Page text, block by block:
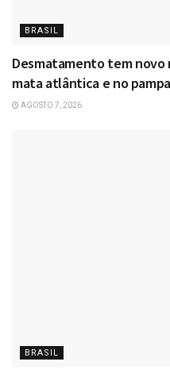
BRASIL
Desmatamento tem novo
mata atlântica e no pampa
AGOSTO 7, 2026
BRASIL